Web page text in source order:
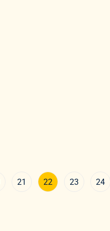
21 22 23 24